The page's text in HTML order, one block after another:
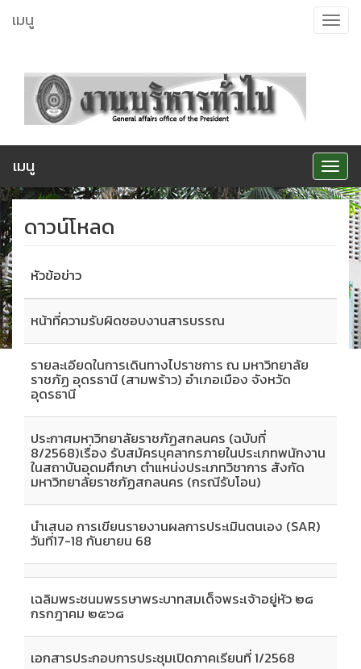
ไป
Toggle
เมนู
Toggle
เมนู
ดาวน์โหลด
หัวข้อข่าว
หน้าที่ความรับผิดชอบงานสารบรรณ
รายละเอียดในการเดินทางไปราชการ ณ มหาวิทยาลัย
ราชภัฏ อุดรธานี (สามพร้าว) อำเภอเมือง จังหวัด
อุดรธานี
ประกาศมหาวิทยาลัยราชภัฏสกลนคร (ฉบับที่
8/2568)เรื่อง รับสมัครบุคลากรภายในประเภทพนักงาน
ในสถาบันอุดมศึกษา ตำแหน่งประเภทวิชาการ สังกัด
มหาวิทยาลัยราชภัฏสกลนคร (กรณีรับโอน)
นำเสนอ การเขียนรายงานผลการประเมินตนเอง (SAR)
วันที่17-18 กันยายน 68
เฉลิมพระชนมพรรษาพระบาทสมเด็จพระเจ้าอยู่หัว ๒๘
กรกฎาคม ๒๕๖๘
เอกสารประกอบการประชุมเปิดภาคเรียนที่ 1/2568